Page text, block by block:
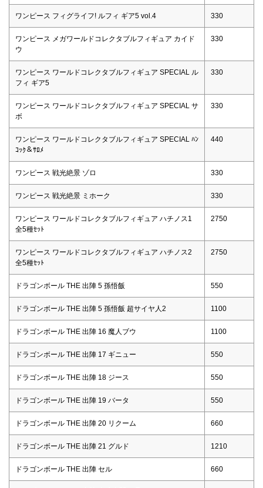
ワンピース フィグライフ! ルフィ ギア5 vol.4 330
ワンピース メガワールドコレクタブルフィギュア カイド
ウ
330
ワンピース ワールドコレクタブルフィギュア SPECIAL ル
フィ ギア5
330
ワンピース ワールドコレクタブルフィギュア SPECIAL サ
ボ
330
ワンピース ワールドコレクタブルフィギュア SPECIAL ﾊﾝ
ｺｯｸ＆ｻﾛﾒ
440
ワンピース 戦光絶景 ゾロ 330
ワンピース 戦光絶景 ミホーク 330
ワンピース ワールドコレクタブルフィギュア ハチノス1
全5種ｾｯﾄ
2750
ワンピース ワールドコレクタブルフィギュア ハチノス2
全5種ｾｯﾄ
2750
ドラゴンボール THE 出陣 5 孫悟飯 550
ドラゴンボール THE 出陣 5 孫悟飯 超サイヤ人2 1100
ドラゴンボール THE 出陣 16 魔人ブウ 1100
ドラゴンボール THE 出陣 17 ギニュー 550
ドラゴンボール THE 出陣 18 ジース 550
ドラゴンボール THE 出陣 19 バータ 550
ドラゴンボール THE 出陣 20 リクーム 660
ドラゴンボール THE 出陣 21 グルド 1210
ドラゴンボール THE 出陣 セル 660